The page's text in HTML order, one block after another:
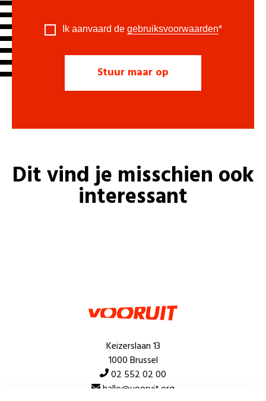
Ik aanvaard de gebruiksvoorwaarden*
Dit vind je misschien ook
interessant
Keizerslaan 13
1000 Brussel
02 552 02 00
hallo@vooruit.org